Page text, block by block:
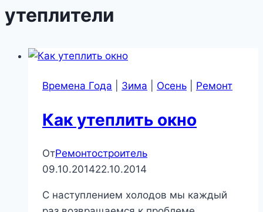
утеплители
Времена Года Зима Осень Ремонт
Как утеплить окно
ОтРемонтостроитель
09.10.201422.10.2014
С наступлением холодов мы каждый